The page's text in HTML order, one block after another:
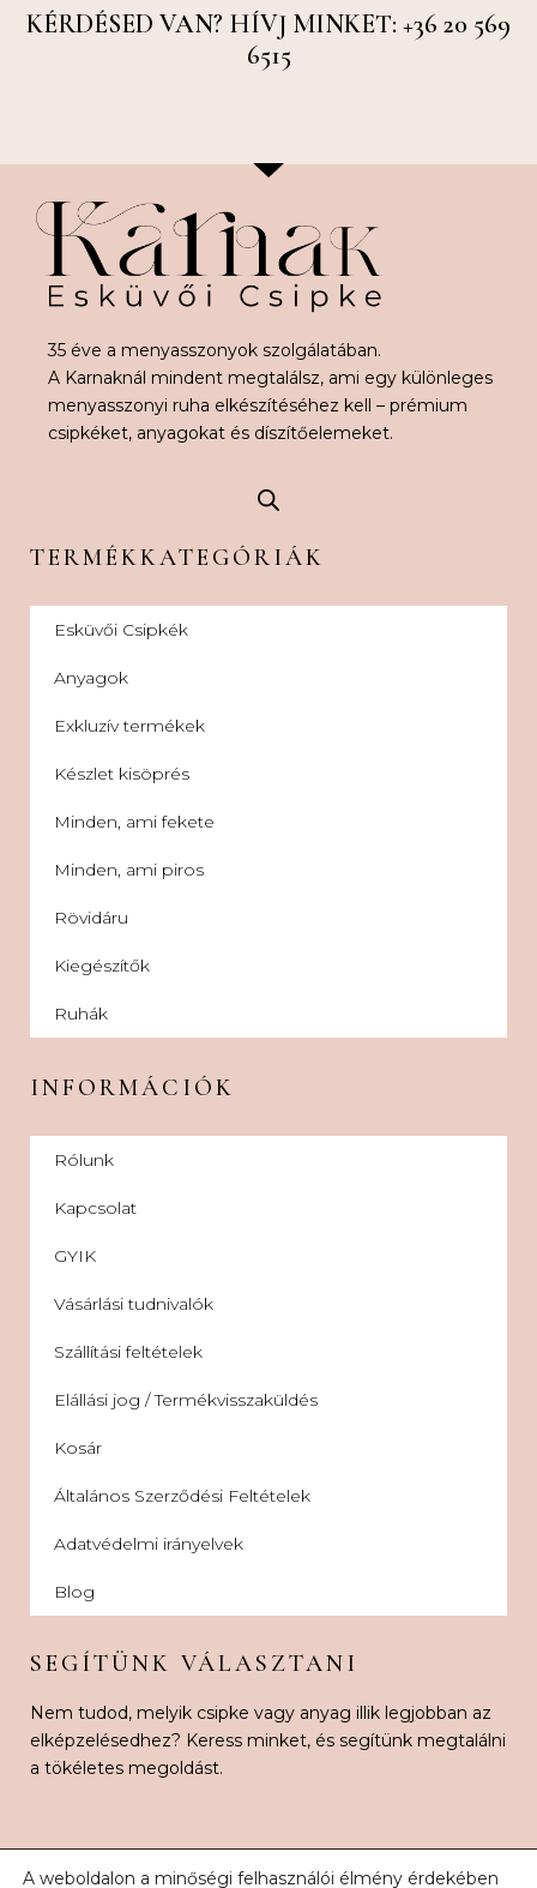
KÉRDÉSED VAN? HÍVJ MINKET: +36 20 569
6515
35 éve a menyasszonyok szolgálatában.
A Karnaknál mindent megtalálsz, ami egy különleges
menyasszonyi ruha elkészítéséhez kell – prémium
csipkéket, anyagokat és díszítőelemeket.
TERMÉKKATEGÓRIÁK
Esküvői Csipkék
Anyagok
Exkluzív termékek
Készlet kisöprés
Minden, ami fekete
Minden, ami piros
Rövidáru
Kiegészítők
Ruhák
INFORMÁCIÓK
Rólunk
Kapcsolat
GYIK
Vásárlási tudnivalók
Szállítási feltételek
Elállási jog / Termékvisszaküldés
Kosár
Általános Szerződési Feltételek
Adatvédelmi irányelvek
Blog
SEGÍTÜNK VÁLASZTANI
Nem tudod, melyik csipke vagy anyag illik legjobban az
elképzelésedhez? Keress minket, és segítünk megtalálni
a tökéletes megoldást.
A weboldalon a minőségi felhasználói élmény érdekében